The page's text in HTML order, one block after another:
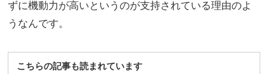
ずに機動力が高いというのが支持されている理由のよ
うなんです。
こちらの記事も読まれています